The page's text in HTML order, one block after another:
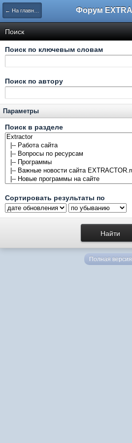
← На главную
Поиск
Поиск по ключевым словам
Поиск по автору
Параметры
Поиск в разделе
Сортировать результаты по
Полная версия